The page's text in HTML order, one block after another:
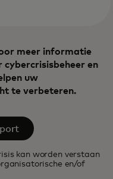
meer informatie
en
uw
te verbeteren.
kan worden verstaan
en/of